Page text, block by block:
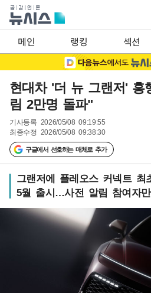
메인 랭킹 섹션
현대차 '더 뉴 그랜저'
림 2만명 돌파"
기사등록 2026/05/08 09:19:55
최종수정 2026/05/08 09:38:30
구글에서 선호하는 매체로 추가
그랜저에 플레오스 커넥트 최
5월 출시…사전 알림 참여자